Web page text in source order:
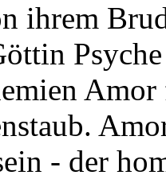
ihrem
- der